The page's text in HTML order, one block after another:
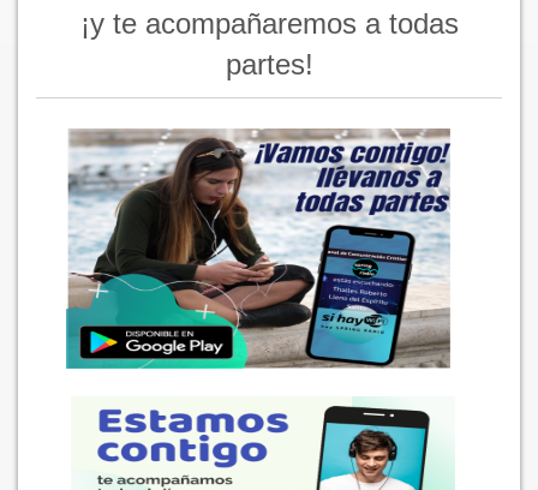
¡y te acompañaremos a todas
partes!